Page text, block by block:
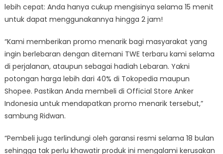
lebih cepat: Anda hanya cukup mengisinya selama 15 menit
untuk dapat menggunakannya hingga 2 jam!
“Kami memberikan promo menarik bagi masyarakat yang
ingin berlebaran dengan ditemani TWE terbaru kami selama
di perjalanan, ataupun sebagai hadiah Lebaran. Yakni
potongan harga lebih dari 40% di Tokopedia maupun
Shopee. Pastikan Anda membeli di Official Store Anker
Indonesia untuk mendapatkan promo menarik tersebut,”
sambung Ridwan.
“Pembeli juga terlindungi oleh garansi resmi selama 18 bulan
sehingga tak perlu khawatir produk ini mengalami kerusakan